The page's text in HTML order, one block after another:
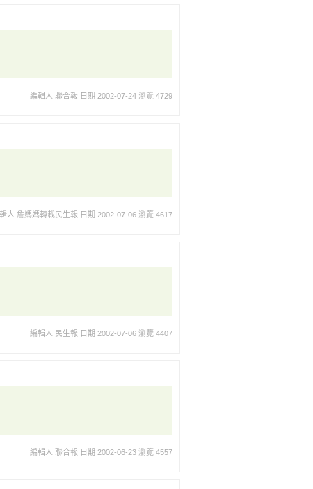
編輯人 聯合報 日期 2002-07-24 瀏覽 4729
人 詹媽媽轉載民生報 日期 2002-07-06 瀏覽 4617
編輯人 民生報 日期 2002-07-06 瀏覽 4407
編輯人 聯合報 日期 2002-06-23 瀏覽 4557